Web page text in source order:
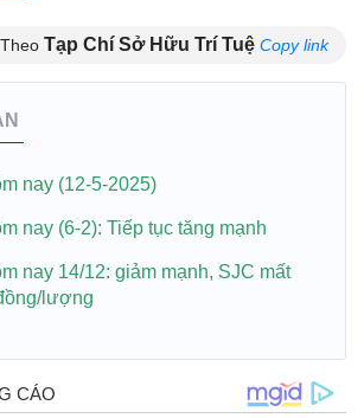
Theo Tạp Chí Sở Hữu Trí Tuệ Copy link
nay (12-5-2025)
nay (6-2): Tiếp tục tăng mạnh
nay 14/12: giảm mạnh, SJC mất
lượng